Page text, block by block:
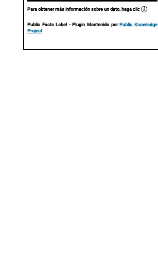
Para obtener más información sobre un dato, haga clic
Public Facts Label - Plugin Mantenido porPublic Knowledge
Project